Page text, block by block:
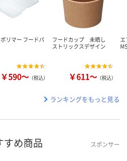
リマー フードパ
￥590～ （税込）
フードカップ 未晒し
ストリックスデザイン
￥611～ （税込）
ランキングをもっと見る
すめ商品 スポンサー